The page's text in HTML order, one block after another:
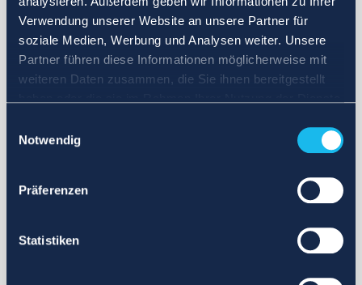
Verwendung unserer Website an unsere Partner für
soziale Medien, Werbung und Analysen weiter. Unsere
Partner führen diese Informationen möglicherweise mit
weiteren Daten zusammen, die Sie ihnen bereitgestellt
Notwendig
Präferenzen
Statistiken